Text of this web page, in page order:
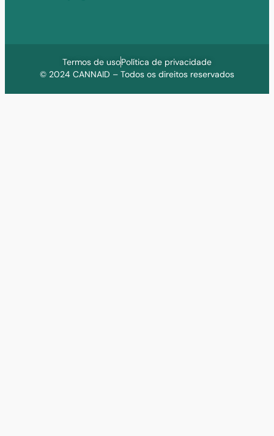
Termos de usoPolítica de privacidade
© 2024 CANNAID – Todos os direitos reservados